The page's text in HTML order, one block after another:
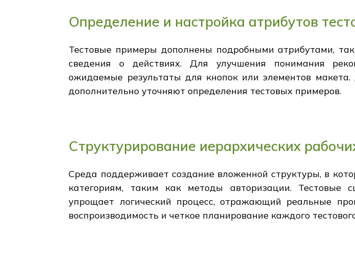
Определение и настройка атрибутов
Тестовые примеры дополнены подробными атрибутами,
сведения о действиях. Для улучшения понимания
ожидаемые результаты для кнопок или элементов
дополнительно уточняют определения тестовых примеров.
Структурирование иерархических
Среда поддерживает создание вложенной структуры, в
категориям, таким как методы авторизации. Тестовые
упрощает логический процесс, отражающий реальные
воспроизводимость и четкое планирование каждого